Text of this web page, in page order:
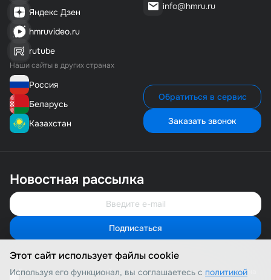
Яндекс Дзен
hmruvideo.ru
rutube
Наши сайты в других странах
Россия
Беларусь
Казахстан
info@hmru.ru
Обратиться в сервис
Заказать звонок
Новостная рассылка
Я соглашаюсь с политикой конфиденциальности и даю согласие на
Подписаться
Свяжитесь с нами
Мы онлайн и готовы помочь
Позвонить нам
8 (800) 500-1-495
Этот сайт использует файлы cookie
Используя его функционал, вы соглашаетесь с политикой